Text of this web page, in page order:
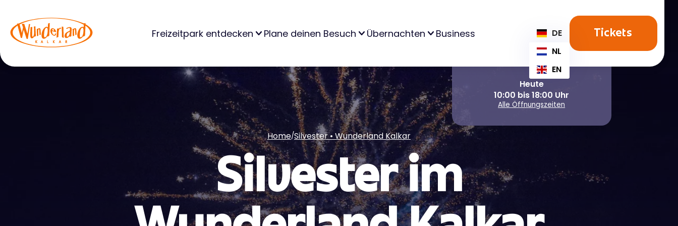
Freizeitpark entdecken Plane deinen Besuch Übernachten Business
DE
NL
EN
Tickets
Heute
10:00 bis 18:00 Uhr
Alle Öffnungszeiten
Home/Silvester • Wunderland Kalkar
Silvester im